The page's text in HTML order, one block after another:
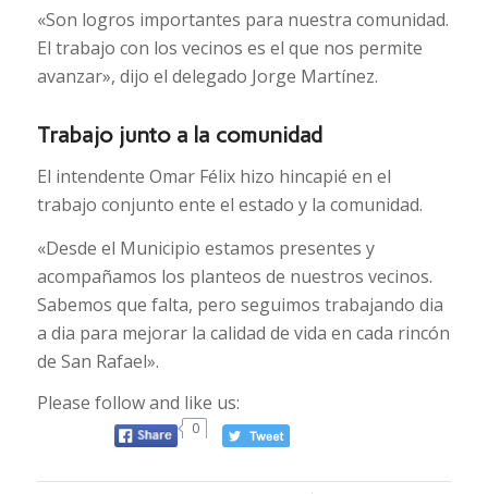
«Son logros importantes para nuestra comunidad.
El trabajo con los vecinos es el que nos permite
avanzar», dijo el delegado Jorge Martínez.
Trabajo junto a la comunidad
El intendente Omar Félix hizo hincapié en el
trabajo conjunto ente el estado y la comunidad.
«Desde el Municipio estamos presentes y
acompañamos los planteos de nuestros vecinos.
Sabemos que falta, pero seguimos trabajando dia
a dia para mejorar la calidad de vida en cada rincón
de San Rafael».
Please follow and like us:
0